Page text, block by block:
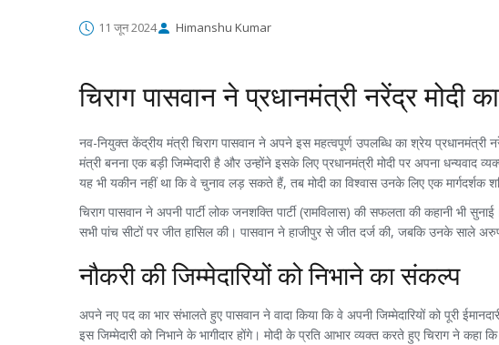
11 जून 2024 Himanshu Kumar
चिराग पासवान ने प्रधानमंत्री नरेंद्र मोदी
नव-नियुक्त केंद्रीय मंत्री चिराग पासवान ने अपने इस महत्वपूर्ण उपलब्धि का श्रेय प्रधानमंत्री
मंत्री बनना एक बड़ी जिम्मेदारी है और उन्होंने इसके लिए प्रधानमंत्री मोदी पर अपना
यह भी यकीन नहीं था कि वे चुनाव लड़ सकते हैं, तब मोदी का विश्वास उनके लिए एक मार्गदर्शक
चिराग पासवान ने अपनी पार्टी लोक जनशक्ति पार्टी (रामविलास) की सफलता की कहानी भी
सभी पांच सीटों पर जीत हासिल की। पासवान ने हाजीपुर से जीत दर्ज की, जबकि उनके साले
नौकरी की जिम्मेदारियों को निभाने का संकल्प
अपने नए पद का भार संभालते हुए पासवान ने वादा किया कि वे अपनी जिम्मेदारियों को पूरी
इस जिम्मेदारी को निभाने के भागीदार होंगे। मोदी के प्रति आभार व्यक्त करते हुए चिराग ने